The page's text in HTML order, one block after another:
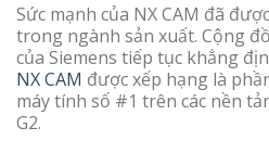
Sức mạnh của NX CAM đã
trong ngành sản xuất. Cộng
của Siemens tiếp tục khẳng
NX CAM được xếp hạng là
máy tính số #1 trên các nền
G2.